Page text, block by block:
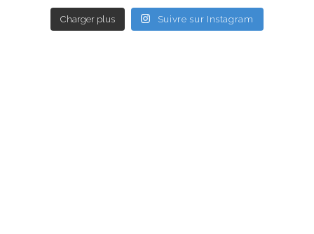
Charger plus Suivre sur Instagram